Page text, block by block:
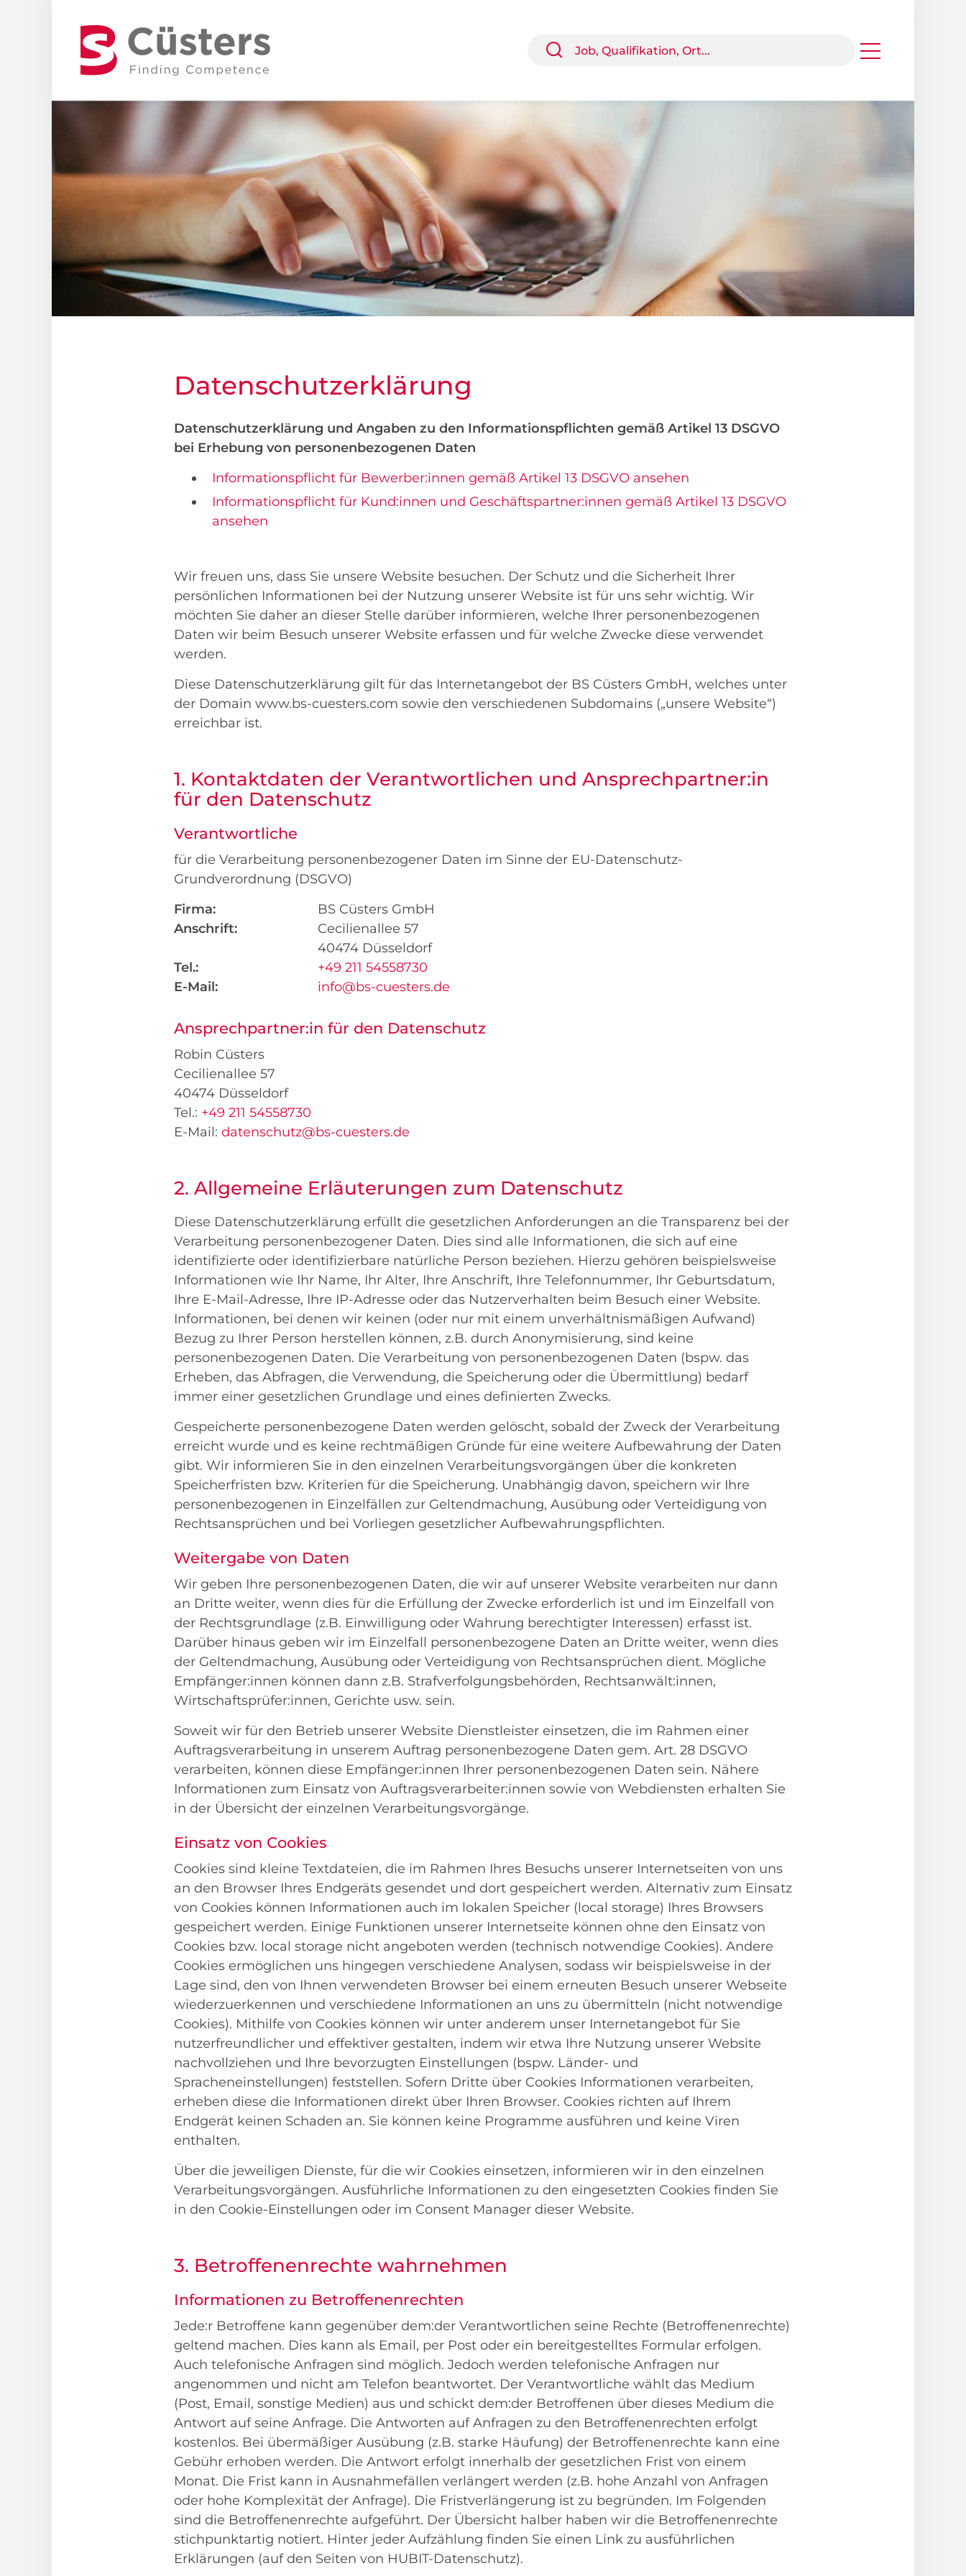
Datenschutz­erklärung
Datenschutzerklärung und Angaben zu den Informationspflichten gemäß Artikel 13 DSGVO
bei Erhebung von personenbezogenen Daten
Informationspflicht für Bewerber:innen gemäß Artikel 13 DSGVO ansehen
Informationspflicht für Kund:innen und Geschäftspartner:innen gemäß Artikel 13 DSGVO
ansehen
Wir freuen uns, dass Sie unsere Website besuchen. Der Schutz und die Sicherheit Ihrer
persönlichen Informationen bei der Nutzung unserer Website ist für uns sehr wichtig. Wir
möchten Sie daher an dieser Stelle darüber informieren, welche Ihrer personenbezogenen
Daten wir beim Besuch unserer Website erfassen und für welche Zwecke diese verwendet
werden.
Diese Datenschutzerklärung gilt für das Internetangebot der BS Cüsters GmbH, welches unter
der Domain www.bs-cuesters.com sowie den verschiedenen Subdomains („unsere Website“)
erreichbar ist.
1. Kontaktdaten der Verantwortlichen und Ansprechpartner:in
für den Datenschutz
Verantwortliche
für die Verarbeitung personenbezogener Daten im Sinne der EU-Datenschutz-
Grundverordnung (DSGVO)
Firma:
BS Cüsters GmbH
Anschrift:
Cecilienallee 57
40474 Düsseldorf
Tel.:
+49 211 54558730
E-Mail:
info@bs-cuesters.de
Ansprechpartner:in für den Datenschutz
Robin Cüsters
Cecilienallee 57
40474 Düsseldorf
Tel.: +49 211 54558730
E-Mail: datenschutz@bs-cuesters.de
2. Allgemeine Erläuterungen zum Datenschutz
Diese Datenschutzerklärung erfüllt die gesetzlichen Anforderungen an die Transparenz bei der
Verarbeitung personenbezogener Daten. Dies sind alle Informationen, die sich auf eine
identifizierte oder identifizierbare natürliche Person beziehen. Hierzu gehören beispielsweise
Informationen wie Ihr Name, Ihr Alter, Ihre Anschrift, Ihre Telefonnummer, Ihr Geburtsdatum,
Ihre E-Mail-Adresse, Ihre IP-Adresse oder das Nutzerverhalten beim Besuch einer Website.
Informationen, bei denen wir keinen (oder nur mit einem unverhältnismäßigen Aufwand)
Bezug zu Ihrer Person herstellen können, z.B. durch Anonymisierung, sind keine
personenbezogenen Daten. Die Verarbeitung von personenbezogenen Daten (bspw. das
Erheben, das Abfragen, die Verwendung, die Speicherung oder die Übermittlung) bedarf
immer einer gesetzlichen Grundlage und eines definierten Zwecks.
Gespeicherte personenbezogene Daten werden gelöscht, sobald der Zweck der Verarbeitung
erreicht wurde und es keine rechtmäßigen Gründe für eine weitere Aufbewahrung der Daten
gibt. Wir informieren Sie in den einzelnen Verarbeitungsvorgängen über die konkreten
Speicherfristen bzw. Kriterien für die Speicherung. Unabhängig davon, speichern wir Ihre
personenbezogenen in Einzelfällen zur Geltendmachung, Ausübung oder Verteidigung von
Rechtsansprüchen und bei Vorliegen gesetzlicher Aufbewahrungspflichten.
Weitergabe von Daten
Wir geben Ihre personenbezogenen Daten, die wir auf unserer Website verarbeiten nur dann
an Dritte weiter, wenn dies für die Erfüllung der Zwecke erforderlich ist und im Einzelfall von
der Rechtsgrundlage (z.B. Einwilligung oder Wahrung berechtigter Interessen) erfasst ist.
Darüber hinaus geben wir im Einzelfall personenbezogene Daten an Dritte weiter, wenn dies
der Geltendmachung, Ausübung oder Verteidigung von Rechtsansprüchen dient. Mögliche
Empfänger:innen können dann z.B. Strafverfolgungsbehörden, Rechtsanwält:innen,
Wirtschaftsprüfer:innen, Gerichte usw. sein.
Soweit wir für den Betrieb unserer Website Dienstleister einsetzen, die im Rahmen einer
Auftragsverarbeitung in unserem Auftrag personenbezogene Daten gem. Art. 28 DSGVO
verarbeiten, können diese Empfänger:innen Ihrer personenbezogenen Daten sein. Nähere
Informationen zum Einsatz von Auftragsverarbeiter:innen sowie von Webdiensten erhalten Sie
in der Übersicht der einzelnen Verarbeitungsvorgänge.
Einsatz von Cookies
Cookies sind kleine Textdateien, die im Rahmen Ihres Besuchs unserer Internetseiten von uns
an den Browser Ihres Endgeräts gesendet und dort gespeichert werden. Alternativ zum Einsatz
von Cookies können Informationen auch im lokalen Speicher (local storage) Ihres Browsers
gespeichert werden. Einige Funktionen unserer Internetseite können ohne den Einsatz von
Cookies bzw. local storage nicht angeboten werden (technisch notwendige Cookies). Andere
Cookies ermöglichen uns hingegen verschiedene Analysen, sodass wir beispielsweise in der
Lage sind, den von Ihnen verwendeten Browser bei einem erneuten Besuch unserer Webseite
wiederzuerkennen und verschiedene Informationen an uns zu übermitteln (nicht notwendige
Cookies). Mithilfe von Cookies können wir unter anderem unser Internetangebot für Sie
nutzerfreundlicher und effektiver gestalten, indem wir etwa Ihre Nutzung unserer Website
nachvollziehen und Ihre bevorzugten Einstellungen (bspw. Länder- und
Spracheneinstellungen) feststellen. Sofern Dritte über Cookies Informationen verarbeiten,
erheben diese die Informationen direkt über Ihren Browser. Cookies richten auf Ihrem
Endgerät keinen Schaden an. Sie können keine Programme ausführen und keine Viren
enthalten.
Über die jeweiligen Dienste, für die wir Cookies einsetzen, informieren wir in den einzelnen
Verarbeitungsvorgängen. Ausführliche Informationen zu den eingesetzten Cookies finden Sie
in den Cookie-Einstellungen oder im Consent Manager dieser Website.
3. Betroffenenrechte wahrnehmen
Informationen zu Betroffenenrechten
Jede:r Betroffene kann gegenüber dem:der Verantwortlichen seine Rechte (Betroffenenrechte)
geltend machen. Dies kann als Email, per Post oder ein bereitgestelltes Formular erfolgen.
Auch telefonische Anfragen sind möglich. Jedoch werden telefonische Anfragen nur
angenommen und nicht am Telefon beantwortet. Der Verantwortliche wählt das Medium
(Post, Email, sonstige Medien) aus und schickt dem:der Betroffenen über dieses Medium die
Antwort auf seine Anfrage. Die Antworten auf Anfragen zu den Betroffenenrechten erfolgt
kostenlos. Bei übermäßiger Ausübung (z.B. starke Häufung) der Betroffenenrechte kann eine
Gebühr erhoben werden. Die Antwort erfolgt innerhalb der gesetzlichen Frist von einem
Monat. Die Frist kann in Ausnahmefällen verlängert werden (z.B. hohe Anzahl von Anfragen
oder hohe Komplexität der Anfrage). Die Fristverlängerung ist zu begründen. Im Folgenden
sind die Betroffenenrechte aufgeführt. Der Übersicht halber haben wir die Betroffenenrechte
stichpunktartig notiert. Hinter jeder Aufzählung finden Sie einen Link zu ausführlichen
Erklärungen (auf den Seiten von HUBIT-Datenschutz).